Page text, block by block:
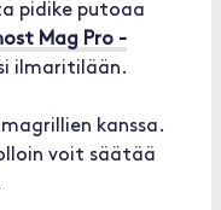
pidike putoaa
Mag Pro -
ilmaritilään.
kanssa.
voit säätää